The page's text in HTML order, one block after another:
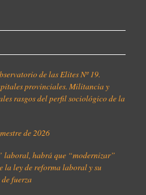
de las Elites Nº 19.
provinciales. Militancia y
rasgos del perfil sociológico de la
de 2026
laboral, habrá que “modernizar”
la ley de reforma laboral y su
fuerza